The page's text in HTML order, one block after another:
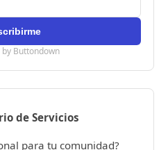
by Buttondown
de Servicios
para tu comunidad?